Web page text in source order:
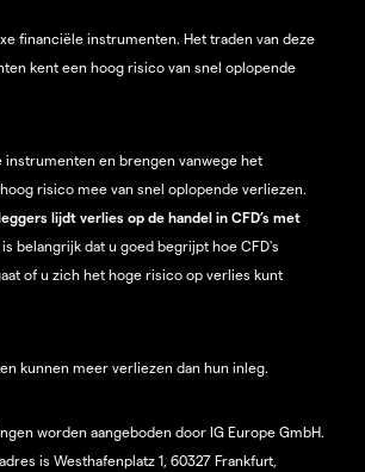
financiële instrumenten. Het traden van deze
kent een hoog risico van snel oplopende
instrumenten en brengen vanwege het
risico mee van snel oplopende verliezen.
lijdt verlies op de handel in CFD’s met
is belangrijk dat u goed begrijpt hoe CFD's
of u zich het hoge risico op verlies kunt
kunnen meer verliezen dan hun inleg.
worden aangeboden door IG Europe GmbH.
is Westhafenplatz 1, 60327 Frankfurt,